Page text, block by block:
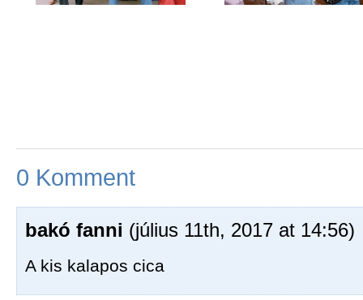
0 Komment
bakó fanni (július 11th, 2017 at 14:56)
A kis kalapos cica